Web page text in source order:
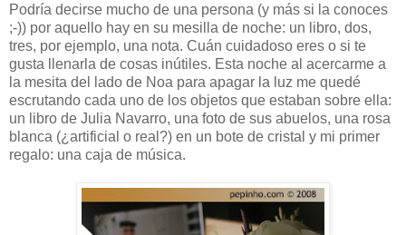
Podría decirse mucho de una persona (y más si la conoces
;-)) por aquello hay en su mesilla de noche: un libro, dos,
tres, por ejemplo, una nota. Cuán cuidadoso eres o si te
gusta llenarla de cosas inútiles. Esta noche al acercarme a
la mesita del lado de Noa para apagar la luz me quedé
escrutando cada uno de los objetos que estaban sobre ella:
un libro de Julia Navarro, una foto de sus abuelos, una rosa
blanca (¿artificial o real?) en un bote de cristal y mi primer
regalo: una caja de música.